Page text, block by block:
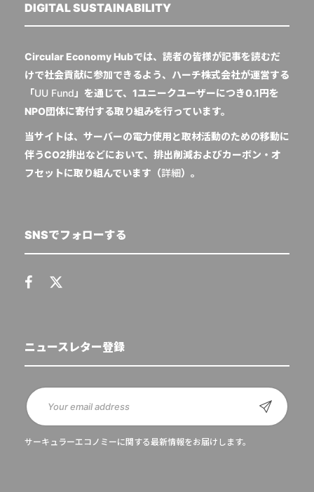
DIGITAL SUSTAINABILITY
Circular Economy Hubでは、読者の皆様が記事を読むだ
けで社会貢献に参加できるよう、ハーチ株式会社が運営する
「UU Fund 」を通じて、1ユニークユーザーにつき0.1円を
NPO団体に寄付する取り組みを行っています。
当サイトは、サーバーの電力使用と取材活動のための移動に
伴うCO2排出などにおいて、排出削減およびカーボン・オ
フセットに取り組んでいます（詳細）。
SNSでフォローする
ニュースレター登録
サーキュラーエコノミーに関する最新情報をお届けします。